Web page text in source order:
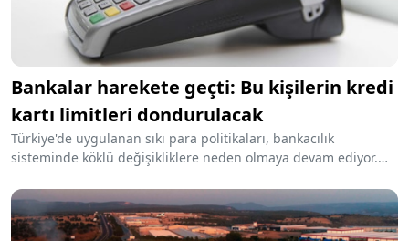
Bankalar harekete geçti: Bu kişilerin kredi
kartı limitleri dondurulacak
Türkiye'de uygulanan sıkı para politikaları, bankacılık
sisteminde köklü değişikliklere neden olmaya devam ediyor.
getiren bankalar, bu kısıtlamaları aşmak için alternatif yollara
yönelen kredi kartı müşterilerine yeni bir uyarı mesajı yolladı.